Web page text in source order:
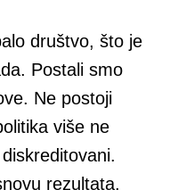
društvo, što je
Postali smo
Ne postoji
više ne
rezultata,